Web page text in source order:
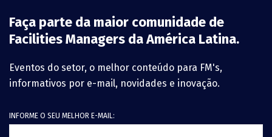
Faça parte da maior comunidade de
Facilities Managers da América Latina.
Eventos do setor, o melhor conteúdo para FM's,
informativos por e-mail, novidades e inovação.
INFORME O SEU MELHOR E-MAIL: